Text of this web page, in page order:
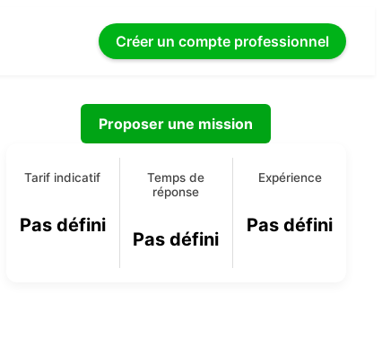
Créer un compte professionnel
Proposer une mission
Tarif indicatif
Pas défini
Temps de
réponse
Pas défini
Expérience
Pas défini